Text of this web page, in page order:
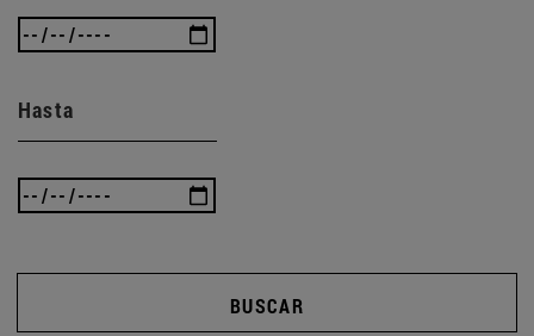
Hasta
BUSCAR